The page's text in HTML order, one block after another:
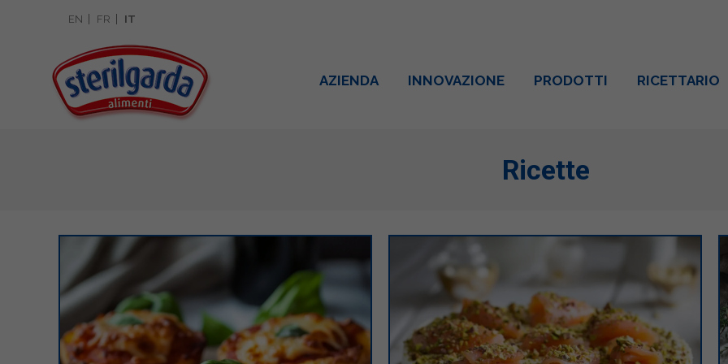
EN FR IT
AZIENDA INNOVAZIONE PRODOTTI RICETTARIO
Ricette